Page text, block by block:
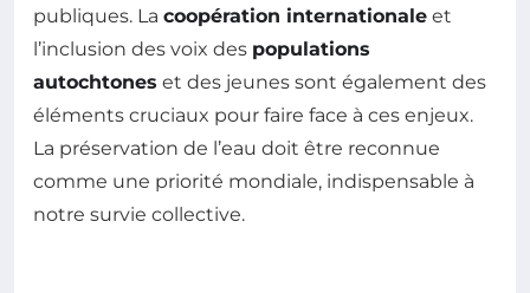
publiques. La coopération internationale et
l’inclusion des voix des populations
autochtones et des jeunes sont également des
éléments cruciaux pour faire face à ces enjeux.
La préservation de l’eau doit être reconnue
comme une priorité mondiale, indispensable à
notre survie collective.